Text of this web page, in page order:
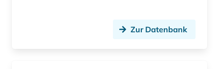
Zur Datenbank